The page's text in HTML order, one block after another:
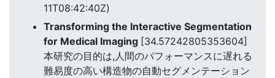
11T08:42:40Z)
Transforming the Interactive Segmentation
for Medical Imaging [34.57242805353604]
本研究の目的は,人間のパフォーマンスに遅れる
難易度の高い構造物の自動セグメンテーション